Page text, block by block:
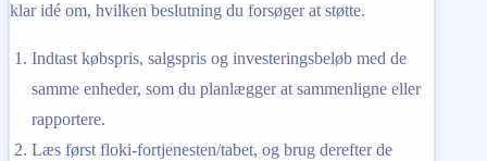
klar idé om, hvilken beslutning du forsøger at støtte.
Indtast købspris, salgspris og investeringsbeløb med de
samme enheder, som du planlægger at sammenligne eller
rapportere.
Læs først floki-fortjenesten/tabet, og brug derefter de